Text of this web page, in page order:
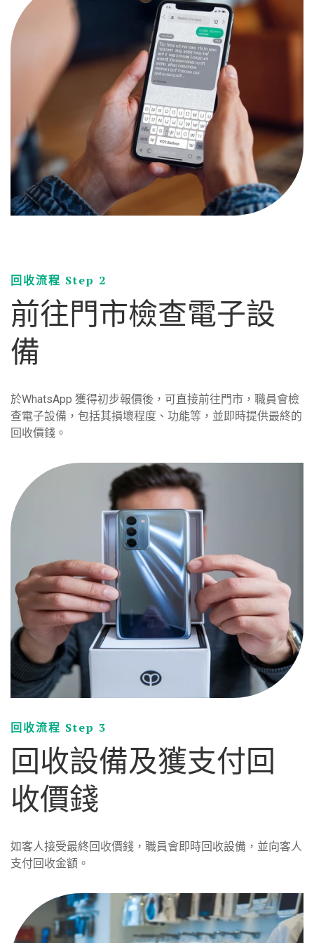
回收流程 Step 2
前往門市檢查電子設
備
於WhatsApp 獲得初步報價後，可直接前往門市，職員會檢
查電子設備，包括其損壞程度、功能等，並即時提供最終的
回收價錢。
回收流程 Step 3
回收設備及獲支付回
收價錢
如客人接受最終回收價錢，職員會即時回收設備，並向客人
支付回收金額。